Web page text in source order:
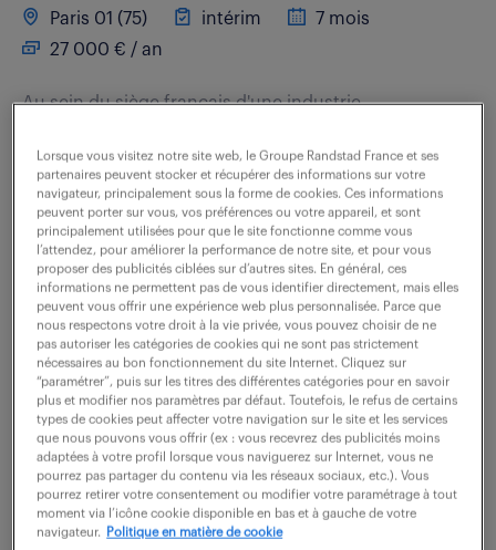
Paris 01 (75) intérim
7 mois
27 000 € / an
Au sein du siège français d'une industrie
support VVIP (F/H). Vous assurez le support
bureautiques auprès d'utilisateurs sensibles et
exigeants. Cela...
voir l'offre
technicien maintenance
informatique mac os (f/h)
16 mars 2026
Paris 13 (75) intérim
Lorsque vous visitez notre site web, le Groupe Randstad France et ses
partenaires peuvent stocker et récupérer des informations sur votre
navigateur, principalement sous la forme de cookies. Ces informations
peuvent porter sur vous, vos préférences ou votre appareil, et sont
principalement utilisées pour que le site fonctionne comme vous
l’attendez, pour améliorer la performance de notre site, et pour vous
proposer des publicités ciblées sur d’autres sites. En général, ces
informations ne permettent pas de vous identifier directement, mais elles
peuvent vous offrir une expérience web plus personnalisée. Parce que
nous respectons votre droit à la vie privée, vous pouvez choisir de ne
pas autoriser les catégories de cookies qui ne sont pas strictement
nécessaires au bon fonctionnement du site Internet. Cliquez sur
“paramétrer”, puis sur les titres des différentes catégories pour en savoir
plus et modifier nos paramètres par défaut. Toutefois, le refus de certains
types de cookies peut affecter votre navigation sur le site et les services
que nous pouvons vous offrir (ex : vous recevrez des publicités moins
adaptées à votre profil lorsque vous naviguerez sur Internet, vous ne
pourrez pas partager du contenu via les réseaux sociaux, etc.). Vous
pourrez retirer votre consentement ou modifier votre paramétrage à tout
moment via l’icône cookie disponible en bas et à gauche de votre
navigateur.
Politique en matière de cookie